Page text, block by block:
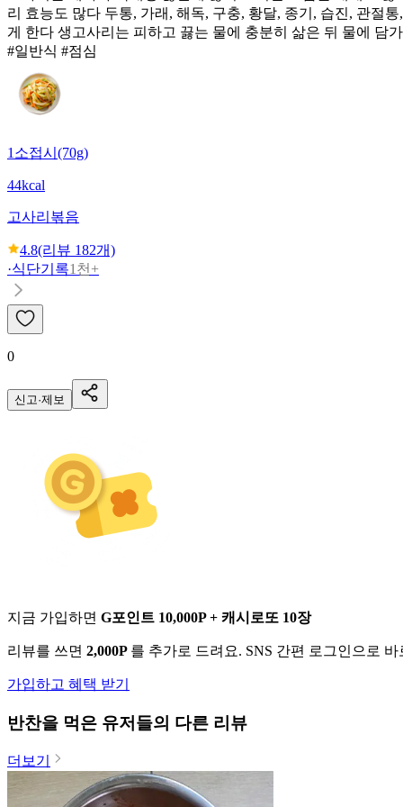
리 효능도 많다 두통, 가래, 해독, 구충, 황달, 종기, 습진, 관절
게 한다 생고사리는 피하고 끓는 물에 충분히 삶은 뒤 물에 담
#일반식 #점심
1소접시(70g)
44kcal
고사리볶음
4.8(리뷰 182개)
·식단기록1천+
0
신고·제보
지금 가입하면 G포인트 10,000P + 캐시로또 10장
리뷰를 쓰면 2,000P 를 추가로 드려요. SNS 간편 로그인으로
가입하고 혜택 받기
반찬을 먹은 유저들의 다른 리뷰
더보기